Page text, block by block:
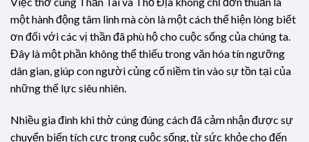
một hành động tâm linh mà còn là một cách thể hiện lòng biết
ơn đối với các vị thần đã phù hộ cho cuộc sống của chúng ta.
Đây là một phần không thể thiếu trong văn hóa tín ngưỡng
dân gian, giúp con người củng cố niềm tin vào sự tồn tại của
những thế lực siêu nhiên.
Nhiều gia đình khi thờ cúng đúng cách đã cảm nhận được sự
chuyển biến tích cực trong cuộc sống, từ sức khỏe cho đến